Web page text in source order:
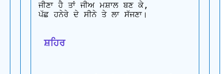
ਜੀਣਾ ਹੈ ਤਾਂ ਜੀਅ ਮਸ਼ਾਲ ਬਣ ਕੇ,
ਪੱਛ ਹਨੇਰੇ ਦੇ ਸੀਨੇ ਤੇ ਲਾ ਸੱਜਣਾ।
ਸ਼ਹਿਰ